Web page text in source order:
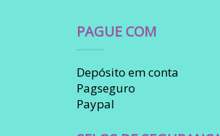
PAGUE COM
Depósito em conta
Pagseguro
Paypal